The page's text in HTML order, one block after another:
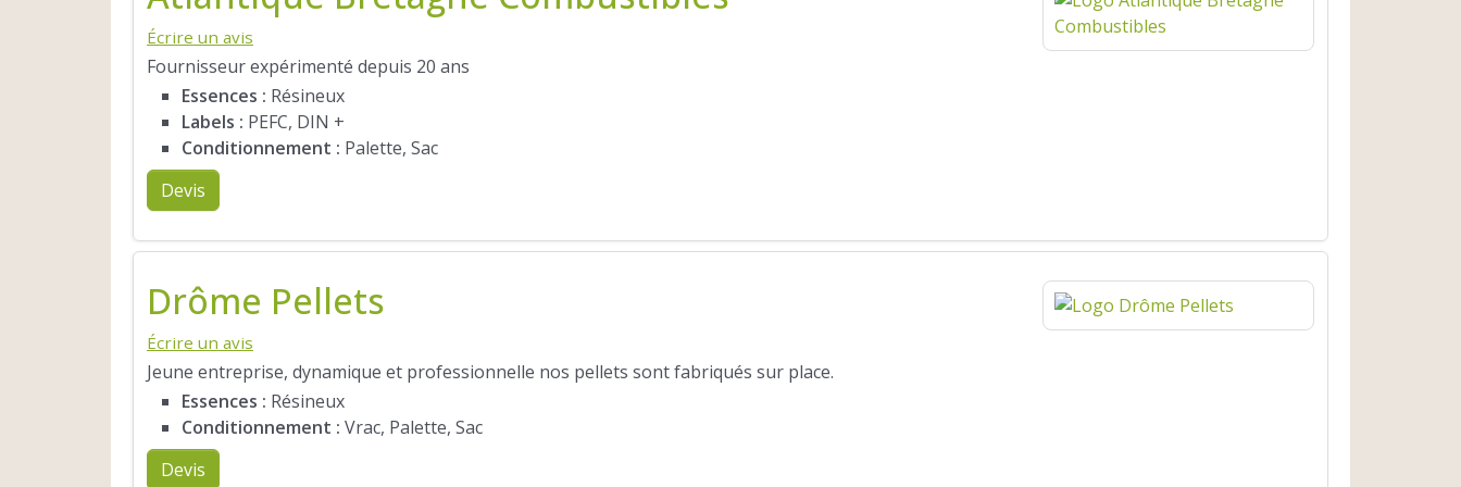
Écrire un avis
Fournisseur expérimenté depuis 20 ans
Essences : Résineux
Labels : PEFC, DIN +
Conditionnement : Palette, Sac
Devis
Drôme Pellets
Écrire un avis
Jeune entreprise, dynamique et professionnelle nos pellets sont fabriqués sur place.
Essences : Résineux
Conditionnement : Vrac, Palette, Sac
Devis